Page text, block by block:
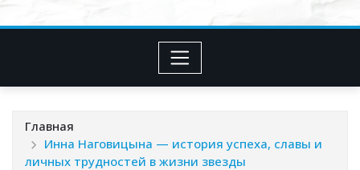
Главная
Инна Наговицына — история успеха, славы и
личных трудностей в жизни звезды